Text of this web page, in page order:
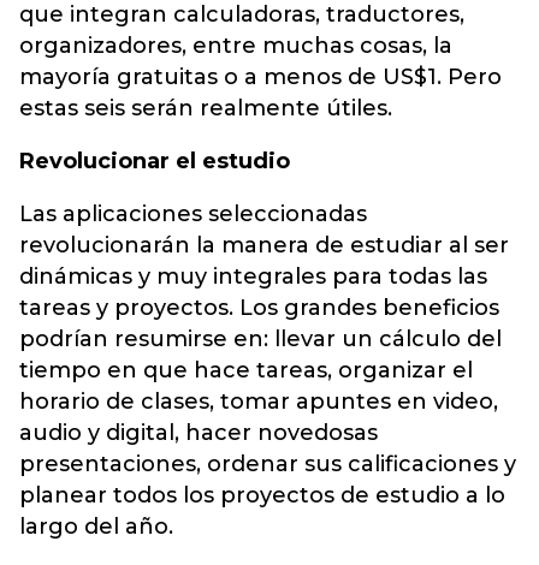
que integran calculadoras, traductores,
organizadores, entre muchas cosas, la
mayoría gratuitas o a menos de US$1. Pero
estas seis serán realmente útiles.
Revolucionar el estudio
Las aplicaciones seleccionadas
revolucionarán la manera de estudiar al ser
dinámicas y muy integrales para todas las
tareas y proyectos. Los grandes beneficios
podrían resumirse en: llevar un cálculo del
tiempo en que hace tareas, organizar el
horario de clases, tomar apuntes en video,
audio y digital, hacer novedosas
presentaciones, ordenar sus calificaciones y
planear todos los proyectos de estudio a lo
largo del año.